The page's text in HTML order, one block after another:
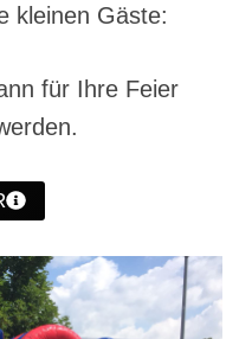
kleinen Gäste:
für Ihre Feier